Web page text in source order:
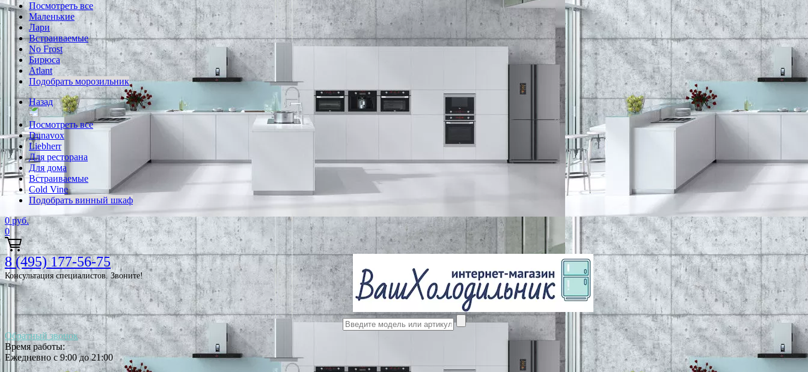
Посмотреть все
Маленькие
Лари
Встраиваемые
No Frost
Бирюса
Atlant
Подобрать морозильник
Назад
Посмотреть все
Dunavox
Liebherr
Для ресторана
Для дома
Встраиваемые
Cold Vine
Подобрать винный шкаф
0 руб.
0
8 (495) 177-56-75
Консультация специалистов. Звоните!
Обратный звонок
Время работы:
Ежедневно с 9:00 до 21:00